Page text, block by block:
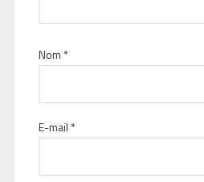
Nom *
E-mail *